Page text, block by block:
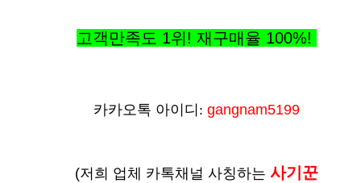
고객만족도 1위! 재구매율 100%!
카카오톡 아이디: gangnam5199
(저희 업체 카톡채널 사칭하는 사기꾼